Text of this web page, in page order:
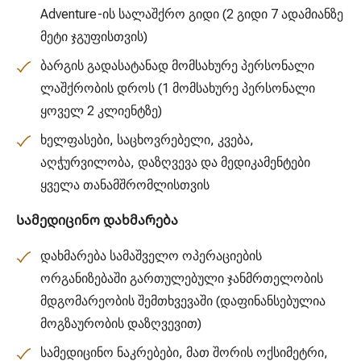
Adventure-ის სალაშქრო გიდი (2 გიდი 7 ადამიანზე
მეტი ჯგუფისთვის)
ბარგის გადასატანად მომსახურე პერსონალი
ლაშქრობის დროს (1 მომსახურე პერსონალი
ყოველ 2 კლიენტზე)
ხელფასები, საცხოვრებელი, კვება,
აღჭურვილობა, დაზღვევა და მედიკამენტები
ყველა თანამშრომლისთვის
Სამედიცინო დახმარება
დახმარება სამაშველო ოპერაციების
ორგანიზებაში გართულებული ჯანმრთელობის
მდგომარეობის შემთხვევაში (დაფინანსებულია
მოგზაურობის დაზღვევით)
სამედიცინო ნაკრებები, მათ შორის ოქსიმეტრი,